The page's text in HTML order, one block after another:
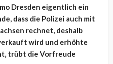
Dresden eigentlich ein
dass die Polizei auch mit
rechnet, deshalb
wird und erhöhte
trübt die Vorfreude